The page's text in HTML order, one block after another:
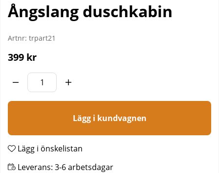
Ångslang duschkabin
Artnr: trpart21
399 kr
Lägg i kundvagnen
Lägg i önskelistan
Leverans: 3-6 arbetsdagar